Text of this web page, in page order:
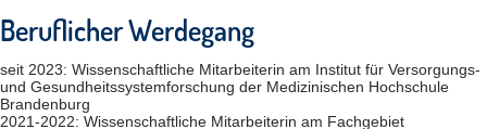
Beruflicher Werdegang
seit 2023: Wissenschaftliche Mitarbeiterin am Institut für Versorgungs-
und Gesundheitssystemforschung der Medizinischen Hochschule
Brandenburg
2021-2022: Wissenschaftliche Mitarbeiterin am Fachgebiet